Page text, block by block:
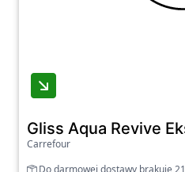
Gliss Aqua Revive
Carrefour